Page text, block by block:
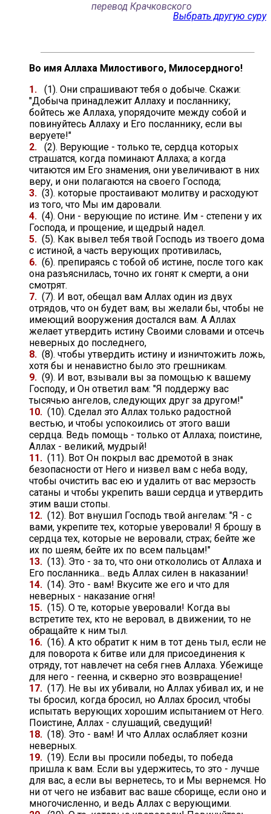
перевод Крачковского
Выбрать другую суру
Во имя Аллаха Милостивого, Милосердного!
1.
(1). Они спрашивают тебя о добыче. Скажи:
"Добыча принадлежит Аллаху и посланнику;
бойтесь же Аллаха, упорядочите между собой и
повинуйтесь Аллаху и Его посланнику, если вы
веруете!"
2.
(2). Верующие - только те, сердца которых
страшатся, когда поминают Аллаха; а когда
читаются им Его знамения, они увеличивают в них
веру, и они полагаются на своего Господа;
3. (3). которые простаивают молитву и расходуют
из того, что Мы им даровали.
4. (4). Они - верующие по истине. Им - степени у их
Господа, и прощение, и щедрый надел.
5. (5). Как вывел тебя твой Господь из твоего дома
с истиной, а часть верующих противилась,
6. (6). препираясь с тобой об истине, после того как
она разъяснилась, точно их гонят к смерти, а они
смотрят.
7. (7). И вот, обещал вам Аллах один из двух
отрядов, что он будет вам; вы желали бы, чтобы не
имеющий вооружения достался вам. А Аллах
желает утвердить истину Своими словами и отсечь
неверных до последнего,
8. (8). чтобы утвердить истину и изничтожить ложь,
хотя бы и ненавистно было это грешникам.
9. (9). И вот, взывали вы за помощью к вашему
Господу, и Он ответил вам: "Я поддержу вас
тысячью ангелов, следующих друг за другом!"
10. (10). Сделал это Аллах только радостной
вестью, и чтобы успокоились от этого ваши
сердца. Ведь помощь - только от Аллаха; поистине,
Аллах - великий, мудрый!
11. (11). Вот Он покрыл вас дремотой в знак
безопасности от Него и низвел вам с неба воду,
чтобы очистить вас ею и удалить от вас мерзость
сатаны и чтобы укрепить ваши сердца и утвердить
этим ваши стопы.
12. (12). Вот внушил Господь твой ангелам: "Я - с
вами, укрепите тех, которые уверовали! Я брошу в
сердца тех, которые не веровали, страх; бейте же
их по шеям, бейте их по всем пальцам!"
13. (13). Это - за то, что они откололись от Аллаха и
Его посланника... ведь Аллах силен в наказании!
14. (14). Это - вам! Вкусите же его и что для
неверных - наказание огня!
15. (15). О те, которые уверовали! Когда вы
встретите тех, кто не веровал, в движении, то не
обращайте к ним тыл.
16. (16). А кто обратит к ним в тот день тыл, если не
для поворота к битве или для присоединения к
отряду, тот навлечет на себя гнев Аллаха. Убежище
для него - геенна, и скверно это возвращение!
17. (17). Не вы их убивали, но Аллах убивал их, и не
ты бросил, когда бросил, но Аллах бросил, чтобы
испытать верующих хорошим испытанием от Него.
Поистине, Аллах - слушащий, сведущий!
18. (18). Это - вам! И что Аллах ослабляет козни
неверных.
19. (19). Если вы просили победы, то победа
пришла к вам. Если вы удержитесь, то это - лучше
для вас, а если вы вернетесь, то и Мы вернемся. Но
ни от чего не избавит вас ваше сборище, если оно и
многочисленно, и ведь Аллах с верующими.